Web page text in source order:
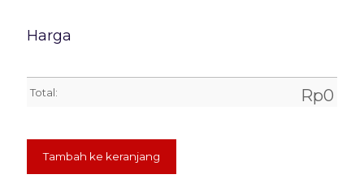
Harga
Total: Rp0
Tambah ke keranjang